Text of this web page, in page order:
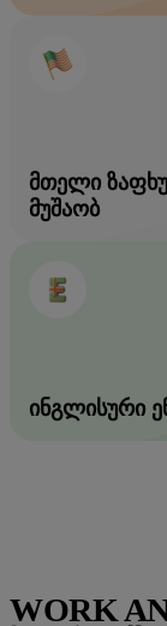
ᲛᲗᲔᲚᲘ
ᲛᲣᲨᲐᲝᲑ
ᲘᲜᲒᲚᲘᲡᲣᲠᲘ
WORK